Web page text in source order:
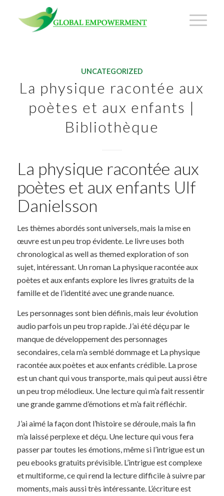
UNCATEGORIZED
La physique racontée aux
poètes et aux enfants |
Bibliothèque
La physique racontée aux
poètes et aux enfants Ulf
Danielsson
Les thèmes abordés sont universels, mais la mise en
œuvre est un peu trop évidente. Le livre uses both
chronological as well as themed exploration of son
sujet, intéressant. Un roman La physique racontée aux
poètes et aux enfants explore les livres gratuits de la
famille et de l’identité avec une grande nuance.
Les personnages sont bien définis, mais leur évolution
audio parfois un peu trop rapide. J’ai été déçu par le
manque de développement des personnages
secondaires, cela m’a semblé dommage et La physique
racontée aux poètes et aux enfants crédible. La prose
est un chant qui vous transporte, mais qui peut aussi être
un peu trop mélodieux. Une lecture qui m’a fait ressentir
une grande gamme d’émotions et m’a fait réfléchir.
J’ai aimé la façon dont l’histoire se déroule, mais la fin
m’a laissé perplexe et déçu. Une lecture qui vous fera
passer par toutes les émotions, même si l’intrigue est un
peu ebooks gratuits prévisible. L’intrigue est complexe
et multiforme, ce qui rend la lecture difficile à suivre par
moments, mais aussi très intéressante. L’écriture est